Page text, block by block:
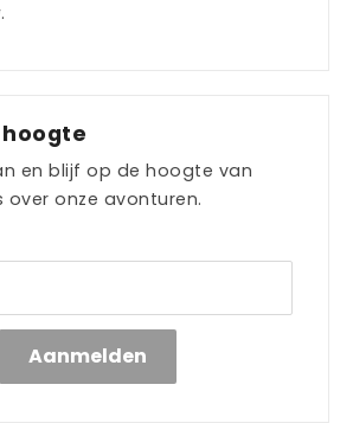
en blijf op de hoogte van
over onze avonturen.
Aanmelden